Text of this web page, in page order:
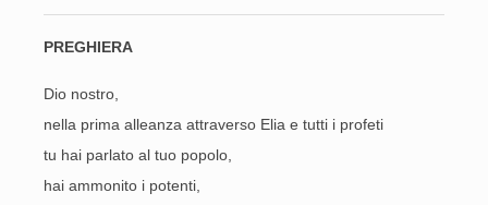
PREGHIERA
Dio nostro,
nella prima alleanza attraverso Elia e tutti i profeti
tu hai parlato al tuo popolo,
hai ammonito i potenti,